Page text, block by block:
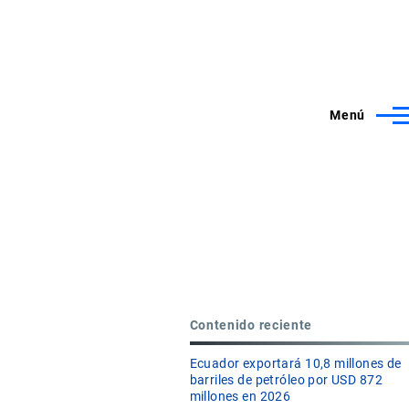
Menú
Contenido reciente
Ecuador exportará 10,8 millones de
barriles de petróleo por USD 872
millones en 2026